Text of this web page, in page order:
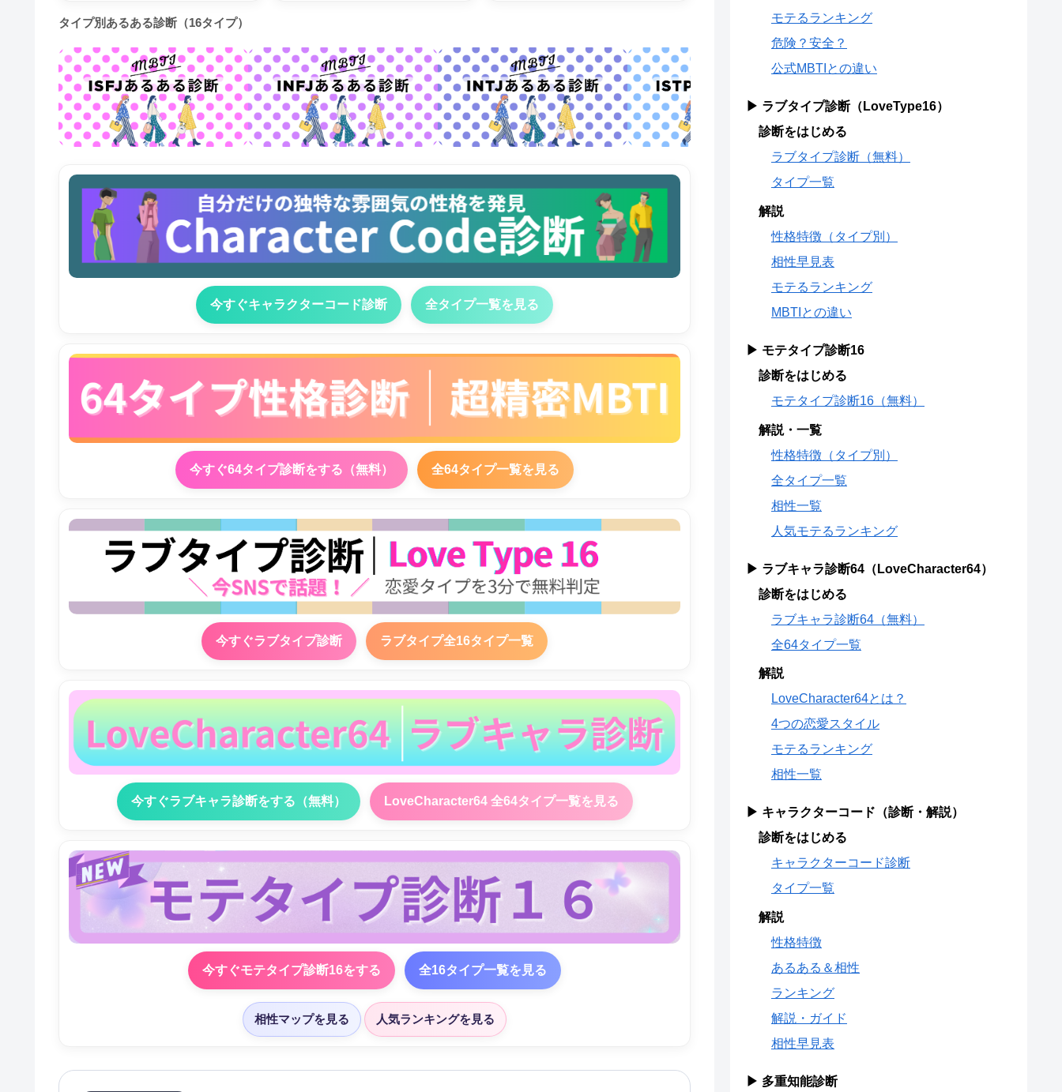
タイプ別あるある診断（16タイプ）
今すぐキャラクターコード診断 全タイプ一覧を見る
今すぐ64タイプ診断をする（無料） 全64タイプ一覧を見る
今すぐラブタイプ診断 ラブタイプ全16タイプ一覧
今すぐラブキャラ診断をする（無料） LoveCharacter64 全64タイプ一覧を見る
今すぐモテタイプ診断16をする 全16タイプ一覧を見る
相性マップを見る 人気ランキングを見る
モテるランキング
危険？安全？
公式MBTIとの違い
▶ ラブタイプ診断（LoveType16）
診断をはじめる
ラブタイプ診断（無料）
タイプ一覧
解説
性格特徴（タイプ別）
相性早見表
モテるランキング
MBTIとの違い
▶ モテタイプ診断16
診断をはじめる
モテタイプ診断16（無料）
解説・一覧
性格特徴（タイプ別）
全タイプ一覧
相性一覧
人気モテるランキング
▶ ラブキャラ診断64（LoveCharacter64）
診断をはじめる
ラブキャラ診断64（無料）
全64タイプ一覧
解説
LoveCharacter64とは？
4つの恋愛スタイル
モテるランキング
相性一覧
▶ キャラクターコード（診断・解説）
診断をはじめる
キャラクターコード診断
タイプ一覧
解説
性格特徴
あるある＆相性
ランキング
解説・ガイド
相性早見表
▶ 多重知能診断